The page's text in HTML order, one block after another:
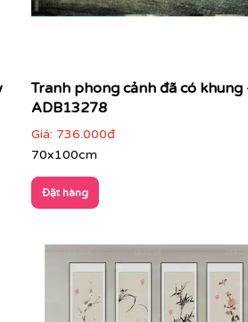
Tranh phong cảnh đã có khung
ADB13278
Giá: 736.000đ
70x100cm
Đặt hàng